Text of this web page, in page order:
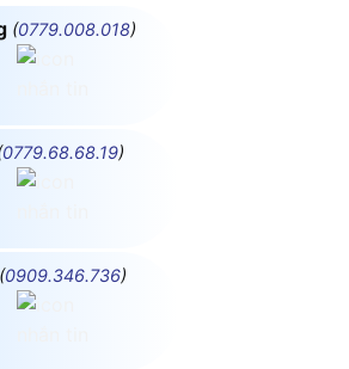
(0779.008.018)
0779.68.68.19)
(0909.346.736)